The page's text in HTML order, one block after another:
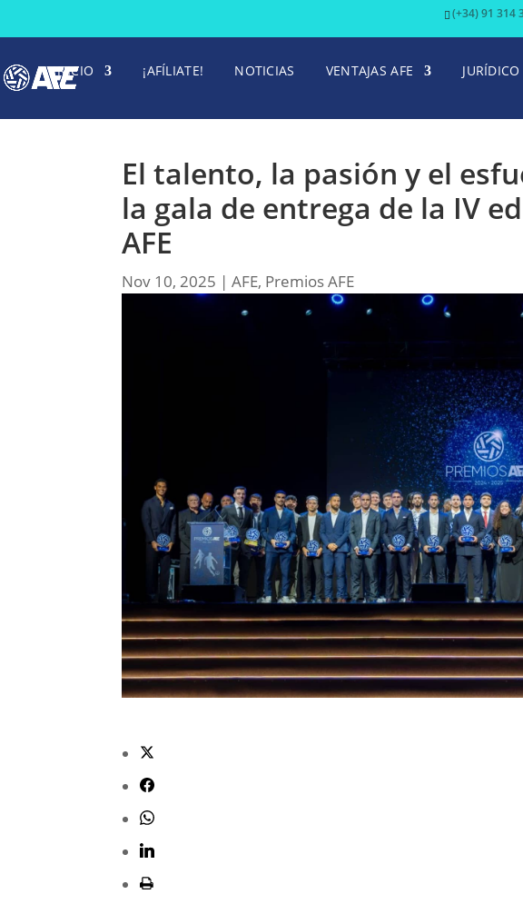
(+34) 91 314
INICIO ¡AFÍLIATE! NOTICIAS VENTAJAS AFE JURÍDICO
El talento, la pasión y el
la gala de entrega de la IV
AFE
Nov 10, 2025 |AFE, Premios AFE